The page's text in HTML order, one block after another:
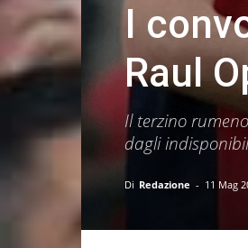
I
Raul
Il terzino
dagli
Di Redazione - 11 Mag